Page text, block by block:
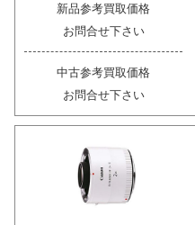
新品参考買取価格
お問合せ下さい
中古参考買取価格
お問合せ下さい